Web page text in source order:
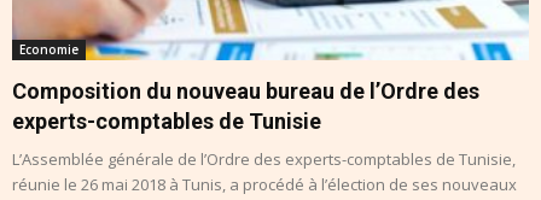
Economie
Composition du nouveau bureau de l’Ordre des
experts-comptables de Tunisie
L’Assemblée générale de l’Ordre des experts-comptables de Tunisie,
réunie le 26 mai 2018 à Tunis, a procédé à l’élection de ses nouveaux